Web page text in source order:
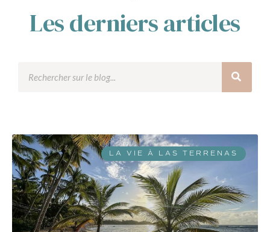
Les derniers articles
LA VIE À LAS TERRENAS